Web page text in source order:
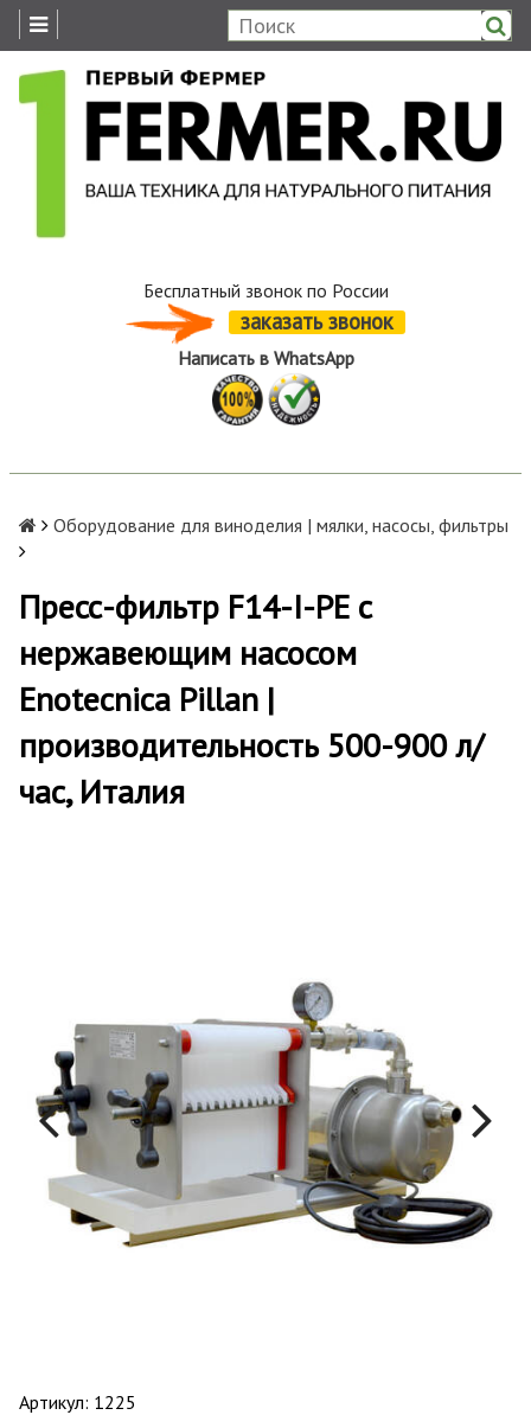
Бесплатный звонок по России
заказать звонок
Написать в WhatsApp
Оборудование для виноделия | мялки, насосы, фильтры
Пресс-фильтр F14-I-PE с
нержавеющим насосом
Enotecnica Pillan |
производительность 500-900 л/
час, Италия
Артикул: 1225